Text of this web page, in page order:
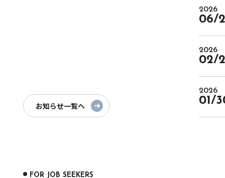
お知らせ一覧へ
2026
06/
2026
02/
2026
01/
FOR JOB SEEKERS